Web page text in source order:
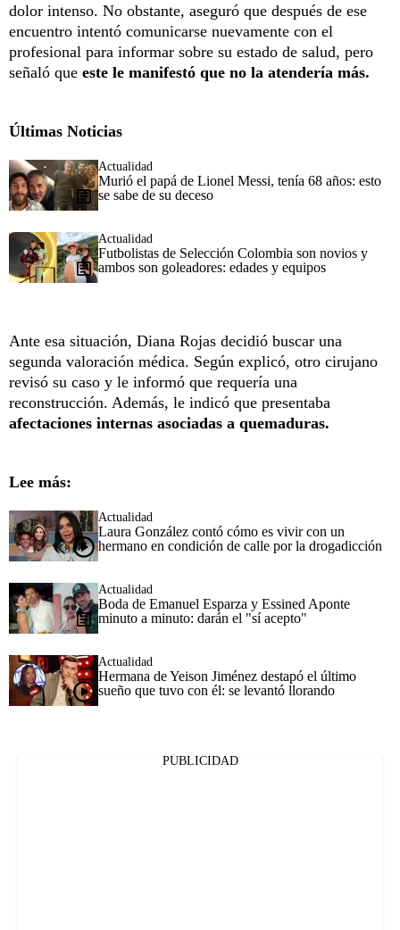
dolor intenso. No obstante, aseguró que después de ese
encuentro intentó comunicarse nuevamente con el
profesional para informar sobre su estado de salud, pero
señaló que este le manifestó que no la atendería más.
Últimas Noticias
Actualidad
Murió el papá de Lionel Messi, tenía 68 años: esto
se sabe de su deceso
Actualidad
Futbolistas de Selección Colombia son novios y
ambos son goleadores: edades y equipos
Ante esa situación, Diana Rojas decidió buscar una
segunda valoración médica. Según explicó, otro cirujano
revisó su caso y le informó que requería una
reconstrucción. Además, le indicó que presentaba
afectaciones internas asociadas a quemaduras.
Lee más:
Actualidad
Laura González contó cómo es vivir con un
hermano en condición de calle por la drogadicción
Actualidad
Boda de Emanuel Esparza y Essined Aponte
minuto a minuto: darán el "sí acepto"
Actualidad
Hermana de Yeison Jiménez destapó el último
sueño que tuvo con él: se levantó llorando
PUBLICIDAD